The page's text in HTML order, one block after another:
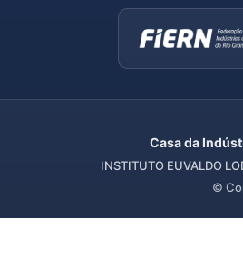
Casa da
INSTITUTO EUVALDO
©